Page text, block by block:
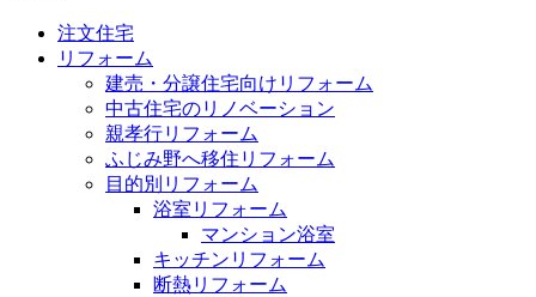
注文住宅
リフォーム
建売・分譲住宅向けリフォーム
中古住宅のリノベーション
親孝行リフォーム
ふじみ野へ移住リフォーム
目的別リフォーム
浴室リフォーム
マンション浴室
キッチンリフォーム
断熱リフォーム